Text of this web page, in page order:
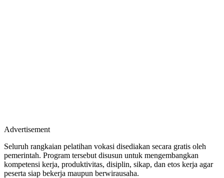
Advertisement
Seluruh rangkaian pelatihan vokasi disediakan secara gratis oleh
pemerintah. Program tersebut disusun untuk mengembangkan
kompetensi kerja, produktivitas, disiplin, sikap, dan etos kerja agar
peserta siap bekerja maupun berwirausaha.